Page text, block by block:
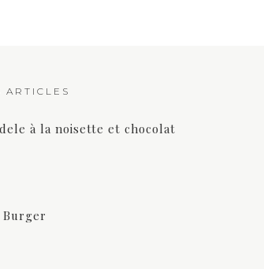
ARTICLES
à la noisette et chocolat
Burger